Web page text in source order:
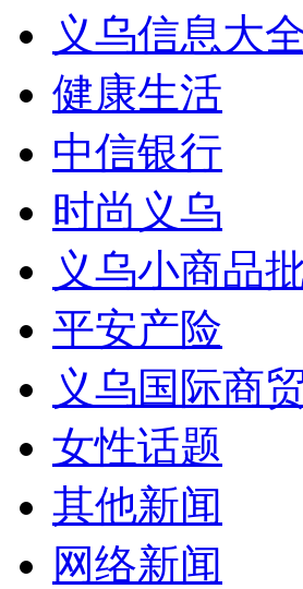
义乌信息大
健康生活
中信银行
时尚义乌
义乌小商品
平安产险
义乌国际商
女性话题
其他新闻
网络新闻